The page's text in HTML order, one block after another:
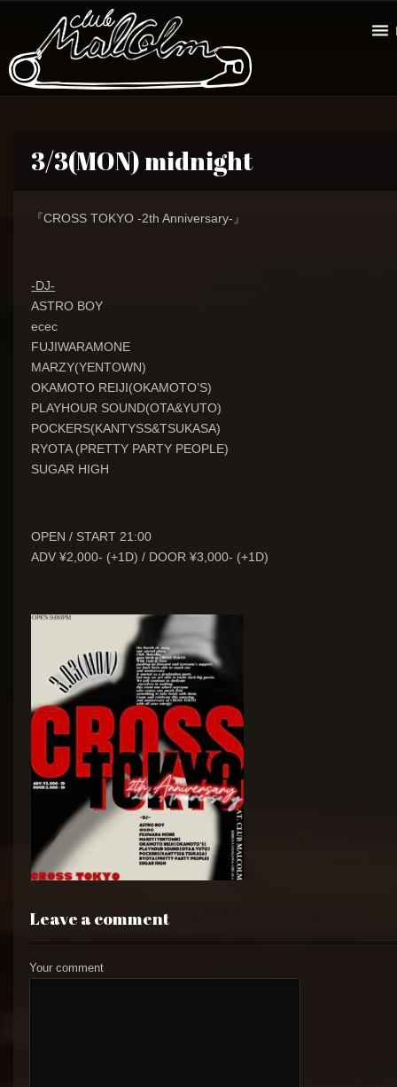
3/3(MON) midnight
『CROSS TOKYO -2th Anniversary-』
-DJ-
ASTRO BOY
ecec
FUJIWARAMONE
MARZY(YENTOWN)
OKAMOTO REIJI(OKAMOTO’S)
PLAYHOUR SOUND(OTA&YUTO)
POCKERS(KANTYSS&TSUKASA)
RYOTA (PRETTY PARTY PEOPLE)
SUGAR HIGH
OPEN / START 21:00
ADV ¥2,000- (+1D) / DOOR ¥3,000- (+1D)
Leave a comment
Your comment